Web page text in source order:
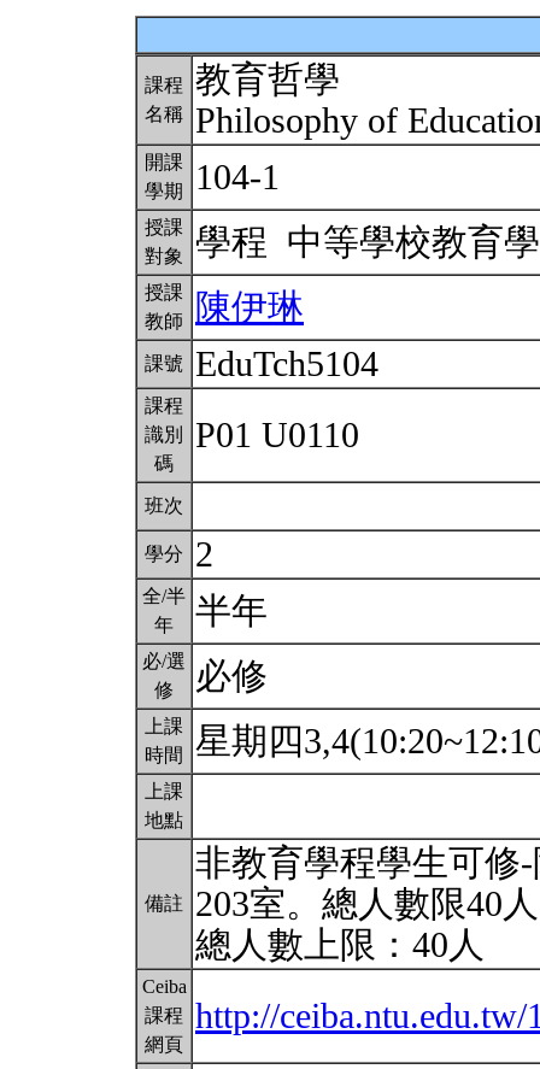
課程
名稱
教育哲學
Philosophy of
開課
學期
104-1
授課
對象
學程 中等學校教育
授課
教師
陳伊琳
課號 EduTch5104
課程
識別
碼
P01 U0110
班次
學分 2
全/半
年
半年
必/選
修
必修
上課
時間
星期四
上課
地點
備註
非教育學程學生可修
203室。總人數限40
總人數上限：40人
Ceiba
課程
網頁
http://ceiba.ntu.edu.tw/